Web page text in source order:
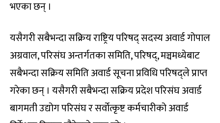
भएका छन् ।
यसैगरी सबैभन्दा सक्रिय राष्ट्रिय परिषद् सदस्य अवार्ड गोपाल
अग्रवाल, परिसंघ अन्तर्गतका समिति, परिषद्, मञ्चमध्येबाट
सबैभन्दा सक्रिय समिति अवार्ड सूचना प्रविधि परिषद्ले प्राप्त
गरेका छन् । यसैगरी सबैभन्दा सक्रिय प्रदेश परिसंघ अवार्ड
बागमती उद्योग परिसंघ र सर्वोत्कृष्ट कर्मचारीको अवार्ड